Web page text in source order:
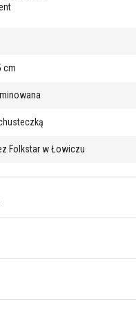
cm
Folkstar w Łowiczu
wielu. Od Rys aż do Helu.
zł.
paczki